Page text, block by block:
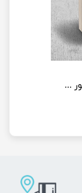
کتاب رشد و تکامل حرکتی (ویژه کنکور ارشد و دکتری)